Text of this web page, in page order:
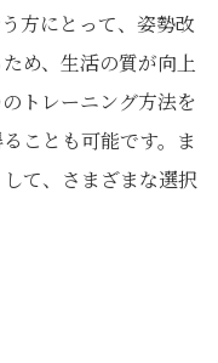
方にとって、姿勢改
め、生活の質が向上
トレーニング方法を
ことも可能です。ま
て、さまざまな選択